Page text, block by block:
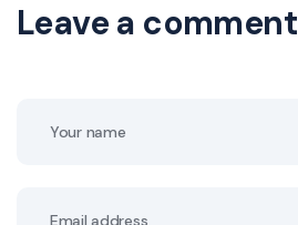
Leave a comment